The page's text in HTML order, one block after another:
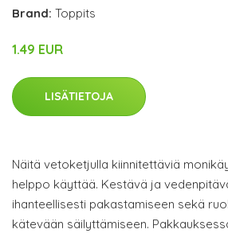
Brand: Toppits
1.49 EUR
LISÄTIETOJA
Näitä vetoketjulla kiinnitettäviä
helppo käyttää. Kestävä ja
ihanteellisesti pakastamiseen sekä
kätevään säilyttämiseen.